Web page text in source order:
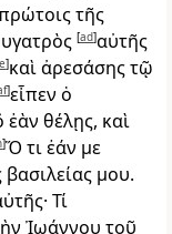
τῆς
[ad]αὐτῆς
]καὶ ἀρεσάσης τῷ
]εἶπεν ὁ
θέλῃς, καὶ
]Ὅ τι ἐάν με
μου.
Τί
Ἰωάννου τοῦ